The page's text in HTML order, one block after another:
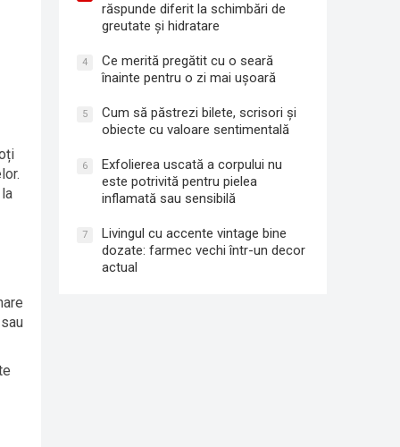
răspunde diferit la schimbări de
greutate și hidratare
4
Ce merită pregătit cu o seară
înainte pentru o zi mai ușoară
5
Cum să păstrezi bilete, scrisori și
obiecte cu valoare sentimentală
6
Exfolierea uscată a corpului nu
este potrivită pentru pielea
inflamată sau sensibilă
7
Livingul cu accente vintage bine
dozate: farmec vechi într-un decor
actual